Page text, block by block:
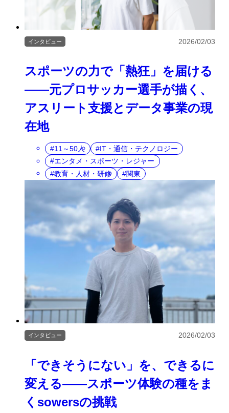
スポーツの力で「熱狂」を届ける
――元プロサッカー選手が描く、
アスリート支援とデータ事業の現
在地
インタビュー 2026/02/03
11～50人
IT・通信・テクノロジー
エンタメ・スポーツ・レジャー
教育・人材・研修
関東
「できそうにない」を、できるに
変える——スポーツ体験の種をま
くsowersの挑戦
インタビュー 2026/02/03